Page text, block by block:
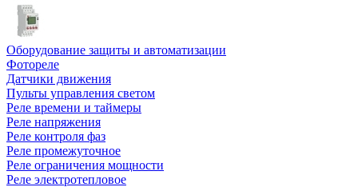
Оборудование защиты и автоматизации
Фотореле
Датчики движения
Пульты управления светом
Реле времени и таймеры
Реле напряжения
Реле контроля фаз
Реле промежуточное
Реле ограничения мощности
Реле электротепловое